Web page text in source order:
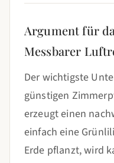
Argument für
Messbarer
Der wichtigste
günstigen
erzeugt einen
einfach eine
Erde pflanzt, wird